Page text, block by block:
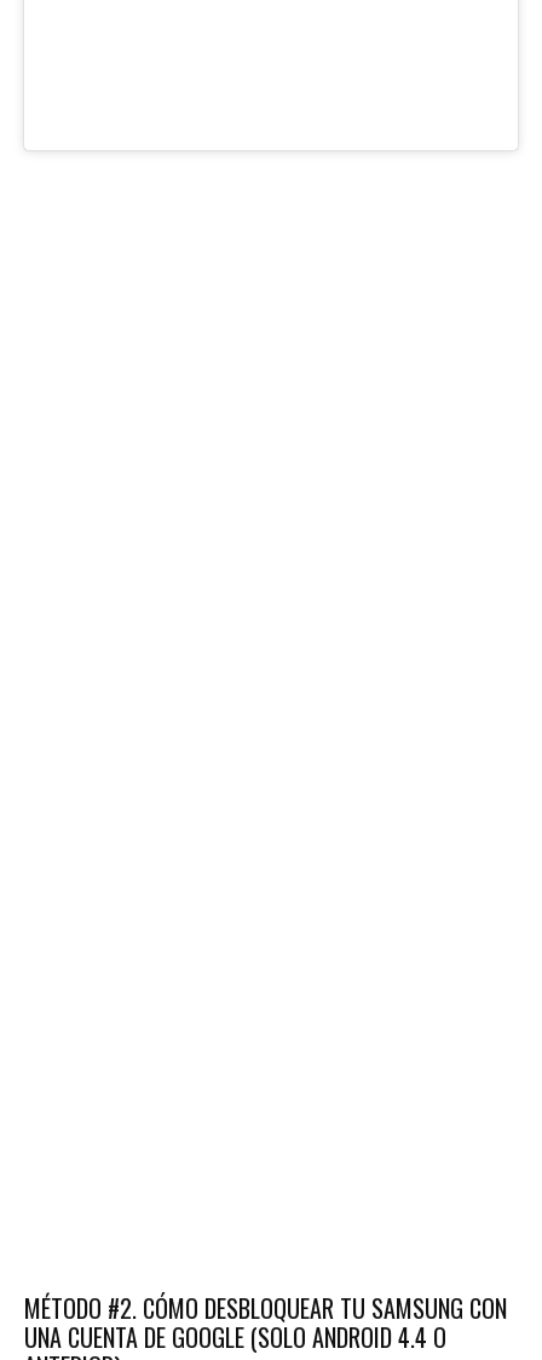
MÉTODO #2. CÓMO DESBLOQUEAR TU SAMSUNG CON
UNA CUENTA DE GOOGLE (SOLO ANDROID 4.4 O